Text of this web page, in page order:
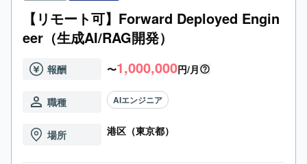
【リモート可】Forward Deployed Engin
eer（生成AI/RAG開発）
報酬 〜1,000,000円/月
職種 AIエンジニア
場所 港区（東京都）